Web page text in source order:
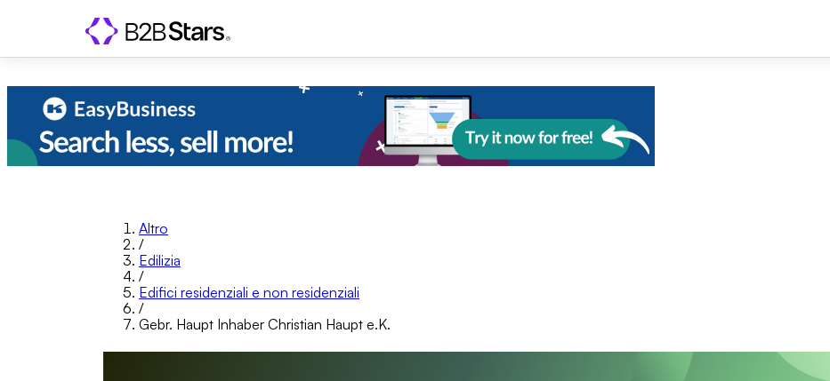
Altro
/
Edilizia
/
Edifici residenziali e non residenziali
/
Gebr. Haupt Inhaber Christian Haupt e.K.